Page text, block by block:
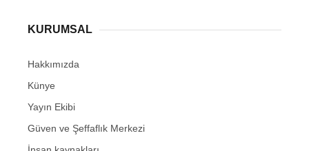
KURUMSAL
Hakkımızda
Künye
Yayın Ekibi
Güven ve Şeffaflık Merkezi